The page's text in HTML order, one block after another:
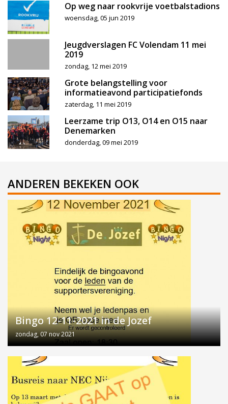
Op weg naar rookvrije voetbalstadions
woensdag, 05 jun 2019
Jeugdverslagen FC Volendam 11 mei
2019
zondag, 12 mei 2019
Grote belangstelling voor
informatieavond participatiefonds
zaterdag, 11 mei 2019
Leerzame trip O13, O14 en O15 naar
Denemarken
donderdag, 09 mei 2019
ANDEREN BEKEKEN OOK
Bingo 12-11-2021 in de Jozef
zondag, 07 nov 2021